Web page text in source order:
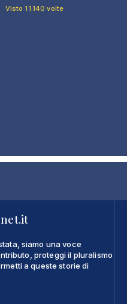
Visto 11.140 volte
siamo una voce
proteggi il pluralismo
a queste storie di